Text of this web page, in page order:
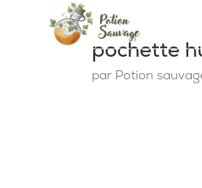
pochette
par Potion